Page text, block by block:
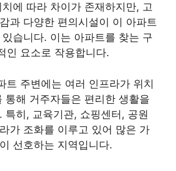
에 따라 차이가 존재하지만, 고
과 다양한 편의시설이 이 아파트
습니다. 이는 아파트를 찾는 구
인 요소로 작용합니다.
트 주변에는 여러 인프라가 위치
통해 거주자들은 편리한 생활을
특히, 교육기관, 쇼핑센터, 공원
가 조화를 이루고 있어 많은 가
선호하는 지역입니다.